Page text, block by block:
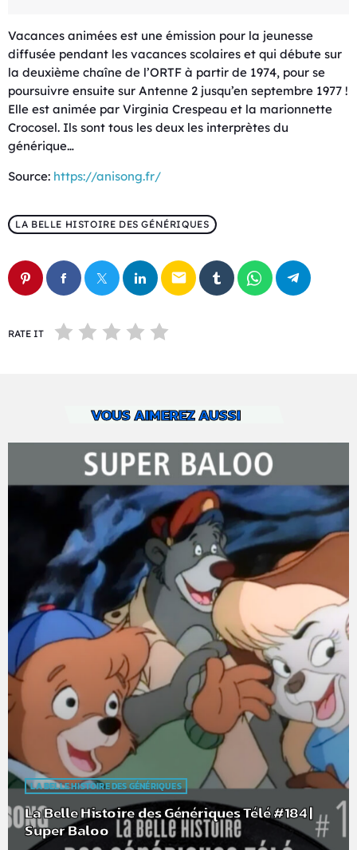
Vacances animées est une émission pour la jeunesse
diffusée pendant les vacances scolaires et qui débute sur
la deuxième chaîne de l’ORTF à partir de 1974, pour se
poursuivre ensuite sur Antenne 2 jusqu’en septembre 1977 !
Elle est animée par Virginia Crespeau et la marionnette
Crocosel. Ils sont tous les deux les interprètes du
générique…
Source: https://anisong.fr/
LA BELLE HISTOIRE DES GÉNÉRIQUES
email
RATE IT
VOUS AIMEREZ AUSSI
LA BELLE HISTOIRE DES GÉNÉRIQUES
La Belle Histoire des Génériques Télé #184 |
Super Baloo